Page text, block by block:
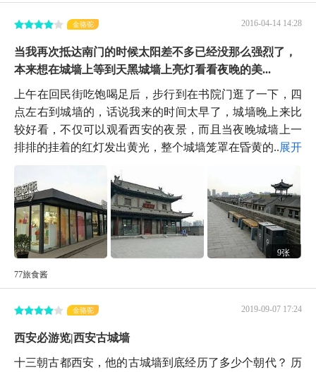
2016-04-14 14:28
金骆驼
当我再次抵达南门的时候太阳差不多已经没那么强烈了，
本来想在城墙上等到天黑城墙上亮灯看看夜晚的美...
上午在回民街吃饱喝足后，步行到在书院门逛了一下，四
点左右到城墙的，话说我来的时间太早了，城墙晚上来比
较好看，不仅可以观看西安的夜景，而且当夜晚城墙上一
排排的挂着的红灯发出黄光，整个城墙笼罩在昏黄的...展开
9张
77旅食酱
2019-09-07 17:24
金骆驼
西安必游览|西安古城墙
十三朝古都西安，他的古城墙到底经历了多少个朝代？ 历